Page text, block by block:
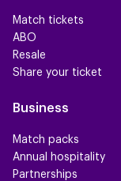
Match tickets
ABO
Resale
Share your ticket
Business
Match packs
Annual hospitality
Partnerships